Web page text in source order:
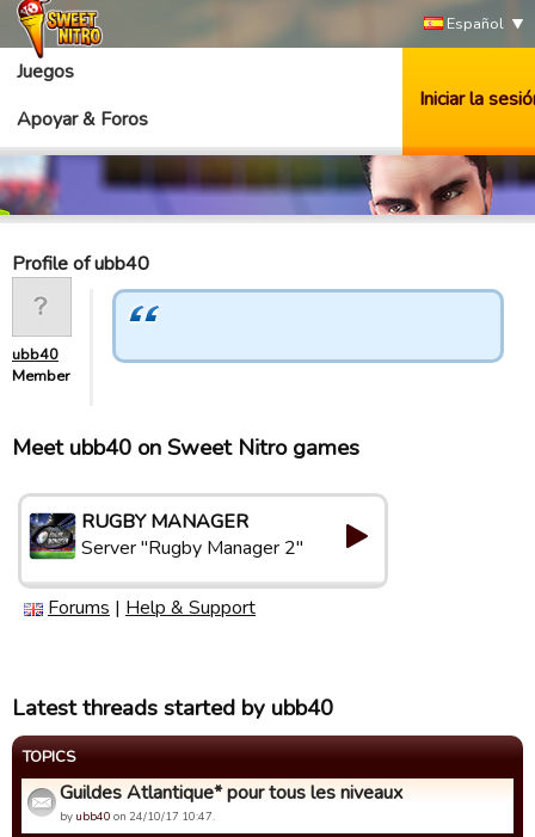
Español
Juegos
Apoyar & Foros
Iniciar la
Profile of ubb40
ubb40
Member
Meet ubb40 on Sweet Nitro games
RUGBY MANAGER
Server "Rugby Manager 2"
Forums | Help & Support
Latest threads started by ubb40
TOPICS
Guildes Atlantique* pour tous les niveaux
by ubb40 on 24/10/17 10:47.